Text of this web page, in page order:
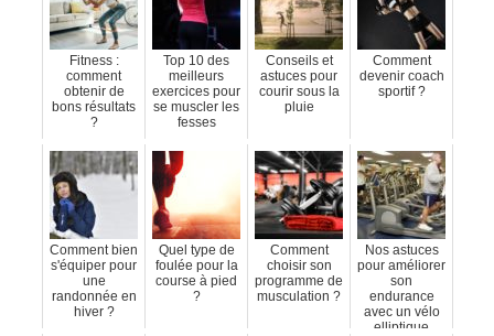
Fitness :
comment
obtenir de
bons résultats
?
Top 10 des
meilleurs
exercices pour
se muscler les
fesses
Conseils et
astuces pour
courir sous la
pluie
Comment
devenir coach
sportif ?
Comment bien
s'équiper pour
une
randonnée en
hiver ?
Quel type de
foulée pour la
course à pied
?
Comment
choisir son
programme de
musculation ?
Nos astuces
pour améliorer
son
endurance
avec un vélo
elliptique